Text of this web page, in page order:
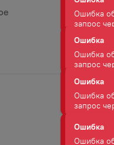
запрос
Ошибка
Ошибка
запрос
Ошибка
Ошибка
запрос